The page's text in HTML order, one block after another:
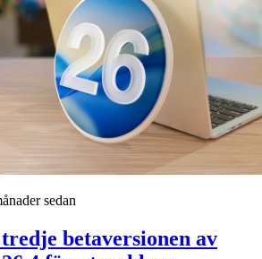
sedan
betaversionen av